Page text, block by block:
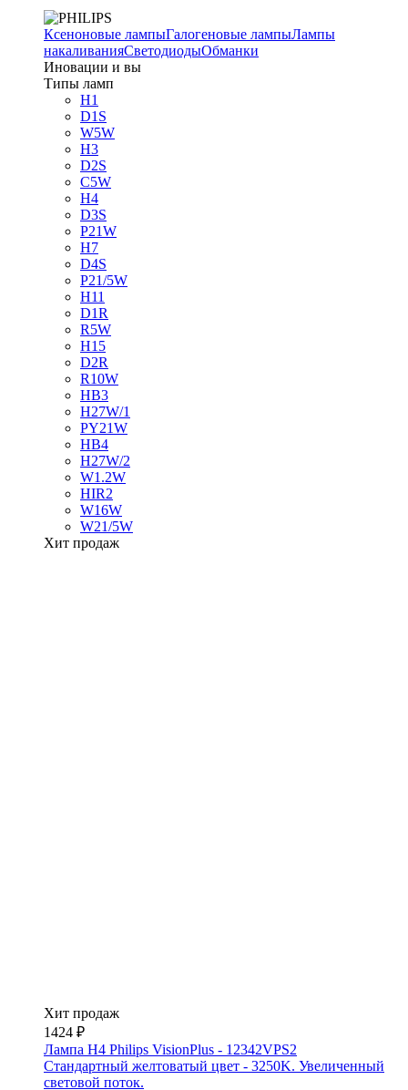
Ксеноновые лампыГалогеновые лампыЛампы
накаливанияСветодиодыОбманки
Иновации и вы
Типы ламп
H1
D1S
W5W
H3
D2S
C5W
H4
D3S
P21W
H7
D4S
P21/5W
H11
D1R
R5W
H15
D2R
R10W
HB3
H27W/1
PY21W
HB4
H27W/2
W1.2W
HIR2
W16W
W21/5W
Хит продаж
Хит продаж
1424 ₽
Лампа H4 Philips VisionPlus - 12342VPS2
Стандартный желтоватый цвет - 3250K. Увеличенный
световой поток.